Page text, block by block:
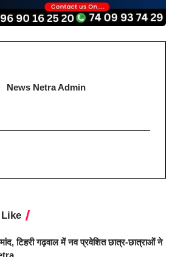
News Netra Admin
टिहरी गढ़वाल में नव प्रवेशित छात्र-छात्राओं ने